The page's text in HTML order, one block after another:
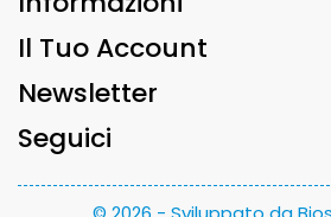
Il Tuo Account
Newsletter
Seguici